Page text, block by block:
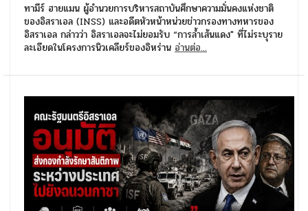
ทามีร์ ฮายแมน ผู้อำนวยการบริหารสถาบันศึกษาความมั่นคงแห่งชาติ
ของอิสราเอล (INSS) และอดีตหัวหน้าหน่วยข่าวกรองทางทหารของ
อิสราเอล กล่าวว่า อิสราเอลจะไม่ยอมรับ “การล้ำเส้นแดง" ที่ไม่ระบุราย
ละเอียดในโครงการนิวเคลียร์ของอิหร่าน อ่านต่อ...